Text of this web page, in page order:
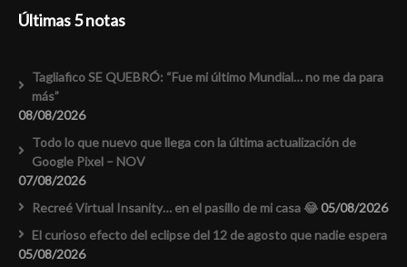
Últimas 5 notas
Tagliafico SE QUEBRÓ: “Fue mi último Mundial… no me da para
más”
08/08/2026
Todo lo que nuevo que llega con la última actualización de
Google Pixel – NOV
07/08/2026
Recreé Virtual Insanity… en el pasillo de mi casa 😂05/08/2026
El curioso efecto del eclipse del 12 de agosto que nadie espera
05/08/2026